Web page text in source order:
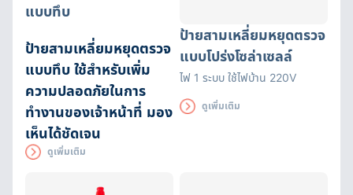
แบบทึบ
ป้ายสามเหลี่ยมหยุดตรวจ
แบบทึบ ใช้สำหรับเพิ่ม
ความปลอดภัยในการ
ทำงานของเจ้าหน้าที่ มอง
เห็นได้ชัดเจน
ดูเพิ่มเติม
ป้ายสามเหลี่ยมหยุดตรวจ
แบบโปร่งโซล่าเซลล์
ไฟ 1 ระบบ ใช้ไฟบ้าน 220V
ดูเพิ่มเติม